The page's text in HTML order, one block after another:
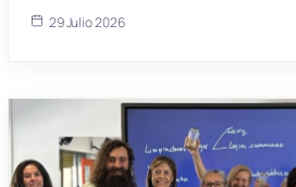
29 Julio 2026